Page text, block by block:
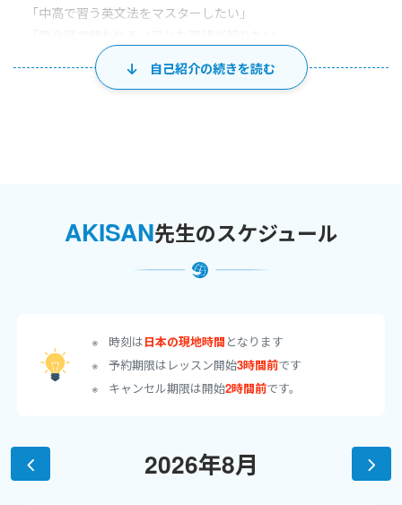
「中高で習う英文法をマスターしたい」
「英語で外国人と話せるようになりたい」
★☆★☆ 経歴と強み ★☆★☆
=== 元塾講師＆家庭教師 ===
中高で学習する英語をすべて網羅し受験や定期試験対策を行って
きました。
４年以上の経験から、壁にぶつかる箇所やよくある間違い、そ
=== フィリピン留学 ===
◼︎ ２ヶ月 × ３校 （計６ヶ月） ※ESL
自己紹介の続きを読む
AKISAN先生のスケジュール
時刻は日本の現地時間 となります
予約期限はレッスン開始3時間前です
キャンセル期限は開始2時間前です。
2026年8月